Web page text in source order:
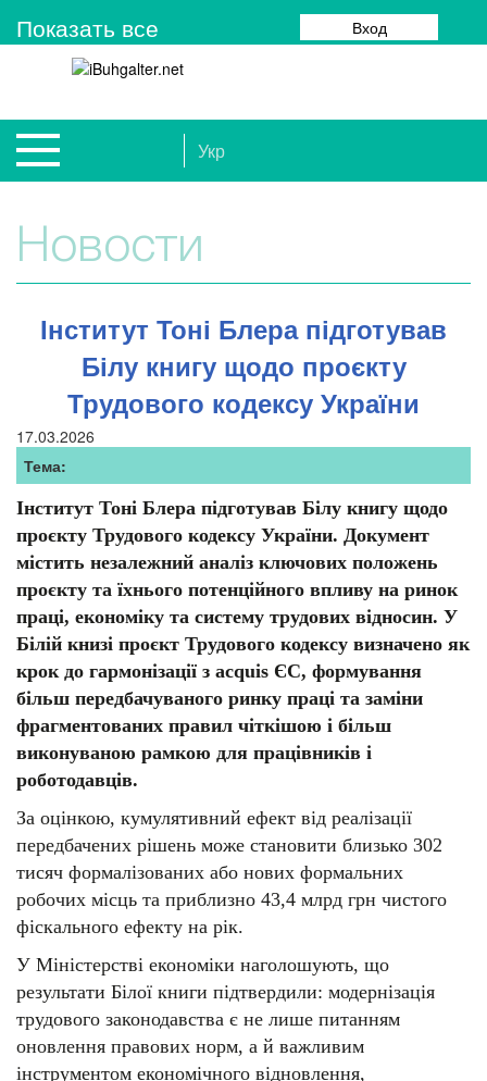
Показать все Вход
Укр
Новости
Інститут Тоні Блера підготував
Білу книгу щодо проєкту
Трудового кодексу України
17.03.2026
Тема:
Інститут Тоні Блера підготував Білу книгу щодо
проєкту Трудового кодексу України. Документ
містить незалежний аналіз ключових положень
проєкту та їхнього потенційного впливу на ринок
праці, економіку та систему трудових відносин. У
Білій книзі проєкт Трудового кодексу визначено як
крок до гармонізації з acquis ЄС, формування
більш передбачуваного ринку праці та заміни
фрагментованих правил чіткішою і більш
виконуваною рамкою для працівників і
роботодавців.
За оцінкою, кумулятивний ефект від реалізації
передбачених рішень може становити близько 302
тисяч формалізованих або нових формальних
робочих місць та приблизно 43,4 млрд грн чистого
фіскального ефекту на рік.
У Міністерстві економіки наголошують, що
результати Білої книги підтвердили: модернізація
трудового законодавства є не лише питанням
оновлення правових норм, а й важливим
інструментом економічного відновлення,